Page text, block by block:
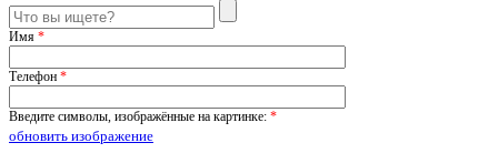
Имя *
Телефон *
Введите символы, изображённые на картинке: *
обновить изображение